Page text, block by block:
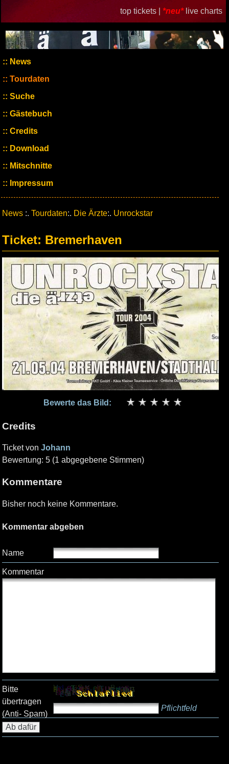
top tickets | *neu* live charts
News
Tourdaten
Suche
Gästebuch
Credits
Download
Mitschnitte
Impressum
News :. Tourdaten:. Die Ärzte:. Unrockstar
Ticket: Bremerhaven
Bewerte das Bild:
Credits
Ticket von Johann
Bewertung: 5 (1 abgegebene Stimmen)
Kommentare
Bisher noch keine Kommentare.
Kommentar abgeben
Name
Kommentar
Bitte
übertragen
(Anti- Spam)
Pflichtfeld